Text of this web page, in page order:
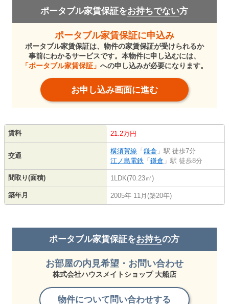
ポータブル家賃保証をお持ちでない方
ポータブル家賃保証に申込み
ポータブル家賃保証は、物件の家賃保証が受けられるか
事前にわかるサービスです。本物件に申し込むには、
「ポータブル家賃保証」 への申し込みが必要になります。
お申し込み画面に進む
賃料 21.2万円
交通
横須賀線 「鎌倉 」駅 徒歩7分
江ノ島電鉄 「鎌倉 」駅 徒歩8分
間取り(面積) 1LDK(70.23㎡)
築年月 2005年 11月(築20年)
ポータブル家賃保証をお持ちの方
お部屋の内見希望・お問い合わせ
株式会社ハウスメイトショップ 大船店
物件について問い合わせする